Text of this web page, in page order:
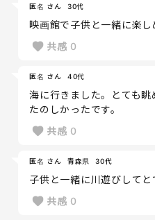
匿名 さん 30代
映画館で子供と一緒に楽し
共感 0
匿名 さん 40代
海に行きました。とても眺
たのしかったです。
共感 0
匿名 さん 青森県 30代
子供と一緒に川遊びしてと
共感 0